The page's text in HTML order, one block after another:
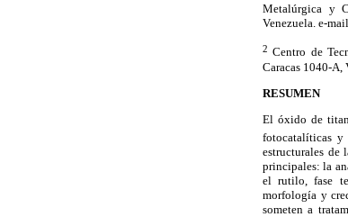
Metalúrgica y
Venezuela. e-
2 Centro de
Caracas 1040-A,
RESUMEN
El óxido de
fotocatalíticas y
estructurales de
principales: la
el rutilo, fase
morfología y
someten a